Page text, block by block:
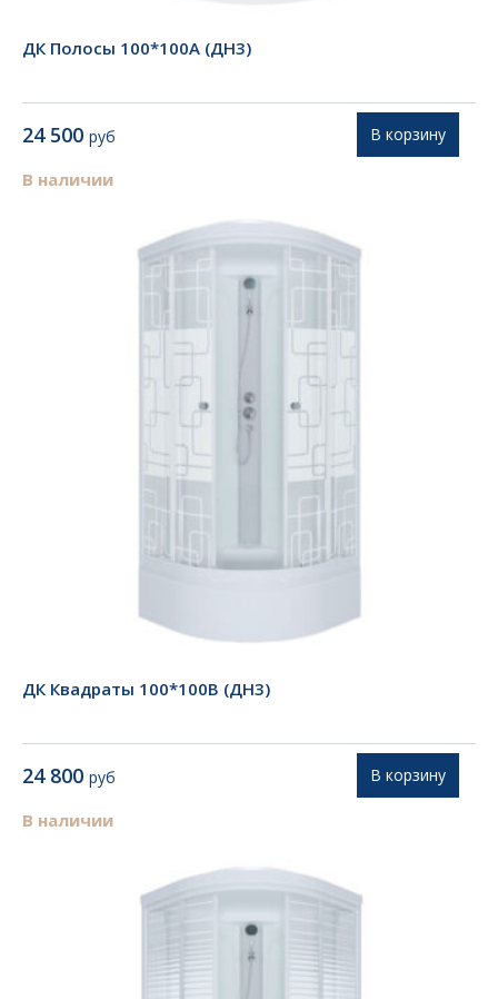
ДК Полосы 100*100А (ДН3)
24 500 руб
В наличии
В корзину
ДК Квадраты 100*100В (ДН3)
24 800 руб
В наличии
В корзину